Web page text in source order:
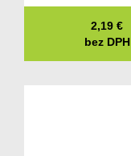
2,19 €
bez DPH